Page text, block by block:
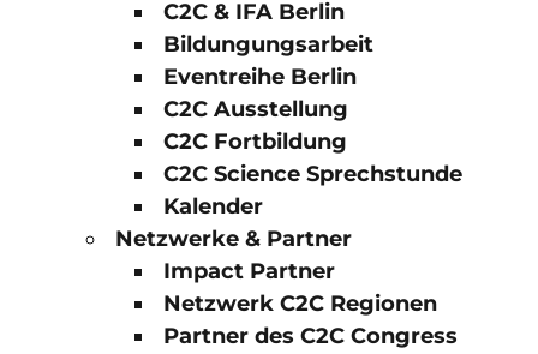
C2C & IFA Berlin
Bildungungsarbeit
Eventreihe Berlin
C2C Ausstellung
C2C Fortbildung
C2C Science Sprechstunde
Kalender
Netzwerke & Partner
Impact Partner
Netzwerk C2C Regionen
Partner des C2C Congress